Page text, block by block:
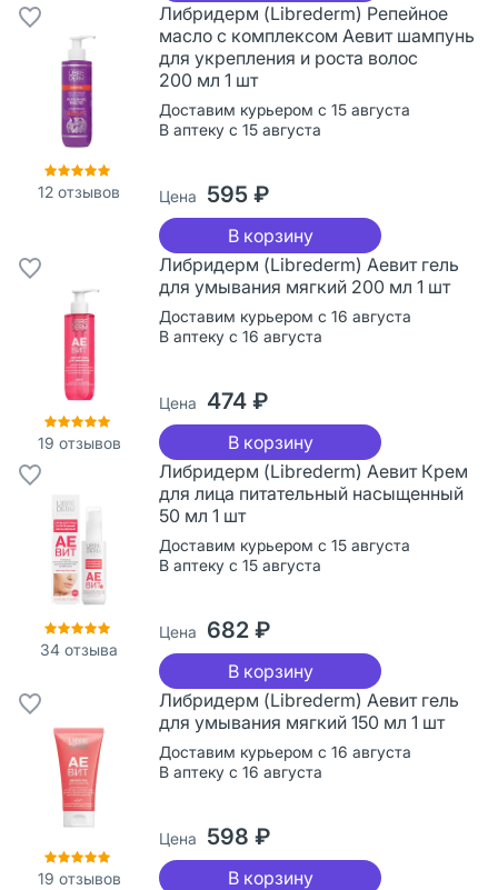
12 отзывов
Либридерм (Librederm) Репейное
масло с комплексом Аевит шампунь
для укрепления и роста волос
200 мл 1 шт
Доставим курьером с 15 августа
В аптеку с 15 августа
Цена 595 ₽
В корзину
19 отзывов
Либридерм (Librederm) Аевит гель
для умывания мягкий 200 мл 1 шт
Доставим курьером с 16 августа
В аптеку с 16 августа
Цена 474 ₽
В корзину
34 отзыва
Либридерм (Librederm) Аевит Крем
для лица питательный насыщенный
50 мл 1 шт
Доставим курьером с 15 августа
В аптеку с 15 августа
Цена 682 ₽
В корзину
19 отзывов
Либридерм (Librederm) Аевит гель
для умывания мягкий 150 мл 1 шт
Доставим курьером с 16 августа
В аптеку с 16 августа
Цена 598 ₽
В корзину